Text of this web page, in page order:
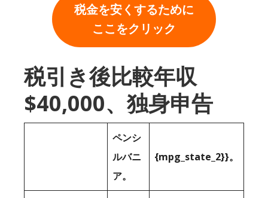
税金を安くするために
ここをクリック
税引き後比較年収
$40,000、独身申告
ペンシ
ルバニ
ア。
{mpg_state_2}}。